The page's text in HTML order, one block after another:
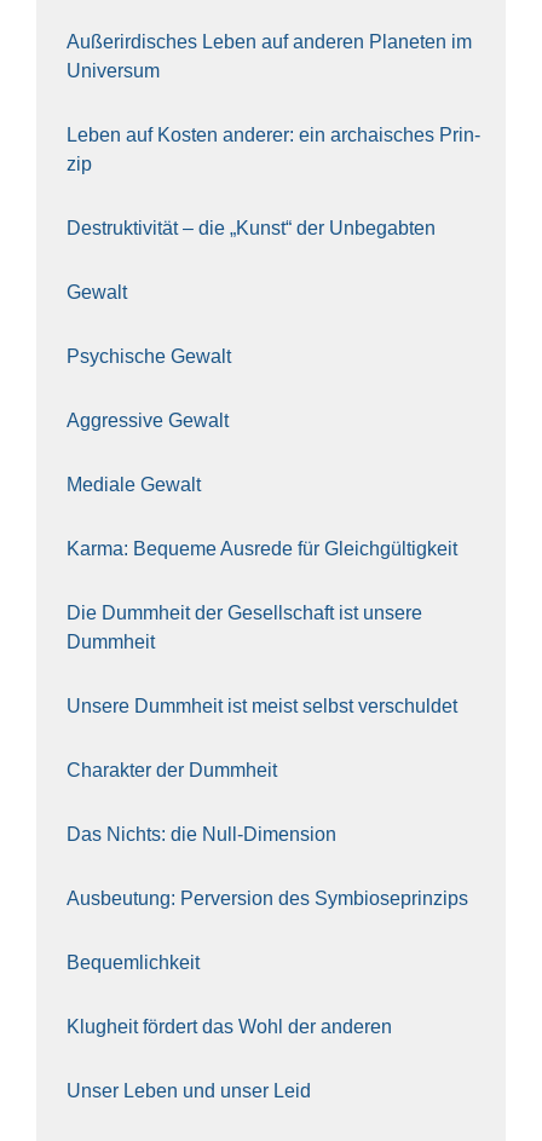
Außer­ir­di­sches Leben auf ande­ren Pla­ne­ten im
Uni­ver­sum
Leben auf Kos­ten ande­rer: ein archai­sches Prin­
zip
Destruk­ti­vi­tät – die „Kunst“ der Unbe­gab­ten
Gewalt
Psy­chi­sche Gewalt
Aggres­si­ve Gewalt
Media­le Gewalt
Kar­ma: Beque­me Aus­re­de für Gleich­gül­tig­keit
Die Dumm­heit der Gesell­schaft ist unse­re
Dumm­heit
Unse­re Dumm­heit ist meist selbst ver­schul­det
Cha­rak­ter der Dumm­heit
Das Nichts: die Null-Dimen­si­on
Aus­beu­tung: Per­ver­si­on des Sym­bio­se­prin­zips
Bequem­lich­keit
Klug­heit för­dert das Wohl der ande­ren
Unser Leben und unser Leid